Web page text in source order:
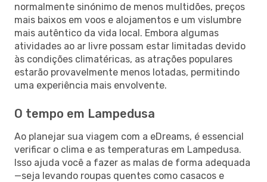
normalmente sinónimo de menos multidões, preços
mais baixos em voos e alojamentos e um vislumbre
mais autêntico da vida local. Embora algumas
atividades ao ar livre possam estar limitadas devido
às condições climatéricas, as atrações populares
estarão provavelmente menos lotadas, permitindo
uma experiência mais envolvente.
O tempo em Lampedusa
Ao planejar sua viagem com a eDreams, é essencial
verificar o clima e as temperaturas em Lampedusa.
Isso ajuda você a fazer as malas de forma adequada
—seja levando roupas quentes como casacos e